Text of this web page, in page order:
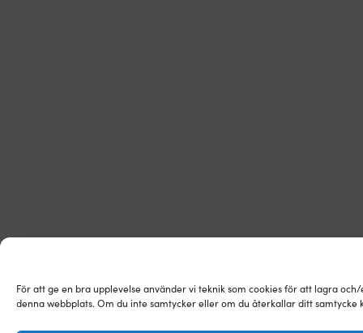
För att ge en bra upplevelse använder vi teknik som cookies för att lagra
denna webbplats. Om du inte samtycker eller om du återkallar ditt